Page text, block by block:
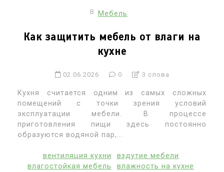
В Мебель
Как защитить мебель от влаги на
кухне
02.06.2026 0 3 слова
Кухня считается одним из самых сложных
помещений с точки зрения условий
эксплуатации мебели. В процессе
приготовления пищи здесь постоянно
образуются водяной пар,...
вентиляция кухни
вздутие мебели
влагостойкая мебель
влажность на кухне